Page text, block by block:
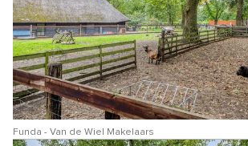
Funda - Van de Wiel Makelaars